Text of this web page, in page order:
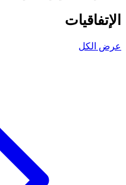
الإتفاقيات
عرض الكل